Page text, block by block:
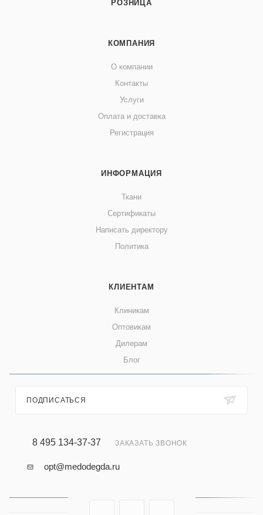
РОЗНИЦА
КОМПАНИЯ
О компании
Контакты
Услуги
Оплата и доставка
Регистрация
ИНФОРМАЦИЯ
Ткани
Сертификаты
Написать директору
Политика
КЛИЕНТАМ
Клиникам
Оптовикам
Дилерам
Блог
ПОДПИСАТЬСЯ
8 495 134-37-37 ЗАКАЗАТЬ ЗВОНОК
opt@medodegda.ru